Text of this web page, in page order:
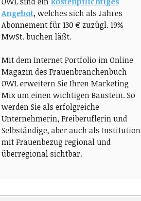
Angebot, welches sich als Jahres
Abonnement für 130 € zuzügl. 19%
MwSt. buchen läßt.
Mit dem Internet Portfolio im Online
Magazin des Frauenbranchenbuch
OWL erweitern Sie Ihren Marketing
Mix um einen wichtigen Baustein. So
werden Sie als erfolgreiche
Unternehmerin, Freiberuflerin und
Selbständige, aber auch als Institution
mit Frauenbezug regional und
überregional sichtbar.